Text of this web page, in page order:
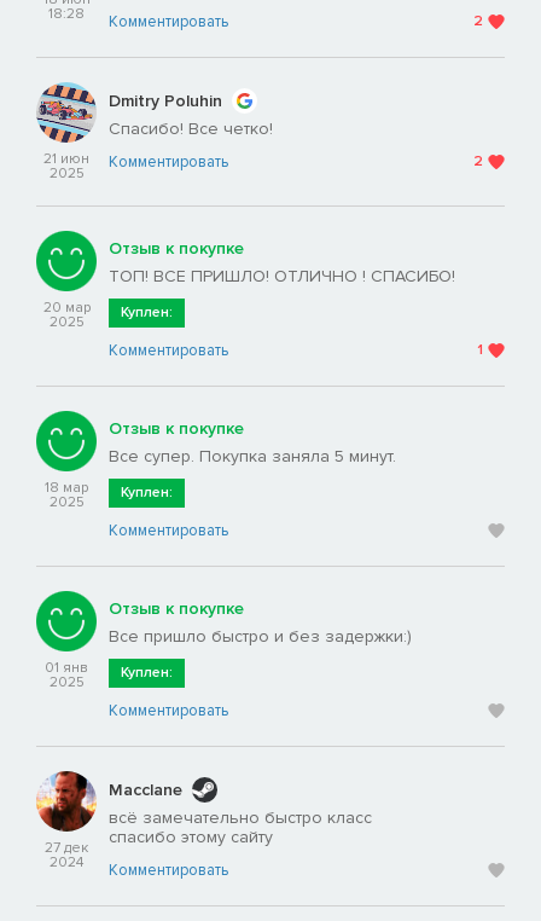
18:28
Комментировать 2
21 июн
2025
Dmitry Poluhin
Спасибо! Все четко!
Комментировать 2
20 мар
2025
Отзыв к покупке
ТОП! ВСЕ ПРИШЛО! ОТЛИЧНО ! СПАСИБО!
Куплен:
Комментировать 1
18 мар
2025
Отзыв к покупке
Все супер. Покупка заняла 5 минут.
Куплен:
Комментировать
01 янв
2025
Отзыв к покупке
Все пришло быстро и без задержки:)
Куплен:
Комментировать
27 дек
2024
Macclane
всё замечательно быстро класс
спасибо этому сайту
Комментировать